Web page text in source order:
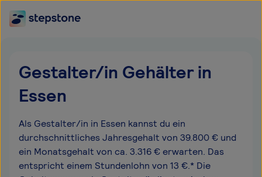
Gestalter/in Gehälter in
Essen
Als Gestalter/in in Essen kannst du ein
durchschnittliches Jahresgehalt von 39.800 € und
ein Monatsgehalt von ca. 3.316 € erwarten. Das
entspricht einem Stundenlohn von 13 €.* Die